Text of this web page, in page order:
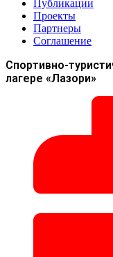
Публикации
Проекты
Партнеры
Соглашение
Спортивно-
лагере «Лазори»